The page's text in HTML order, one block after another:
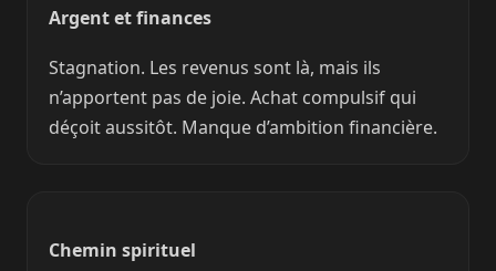
Argent et finances
Stagnation. Les revenus sont là, mais ils
n’apportent pas de joie. Achat compulsif qui
déçoit aussitôt. Manque d’ambition financière.
Chemin spirituel